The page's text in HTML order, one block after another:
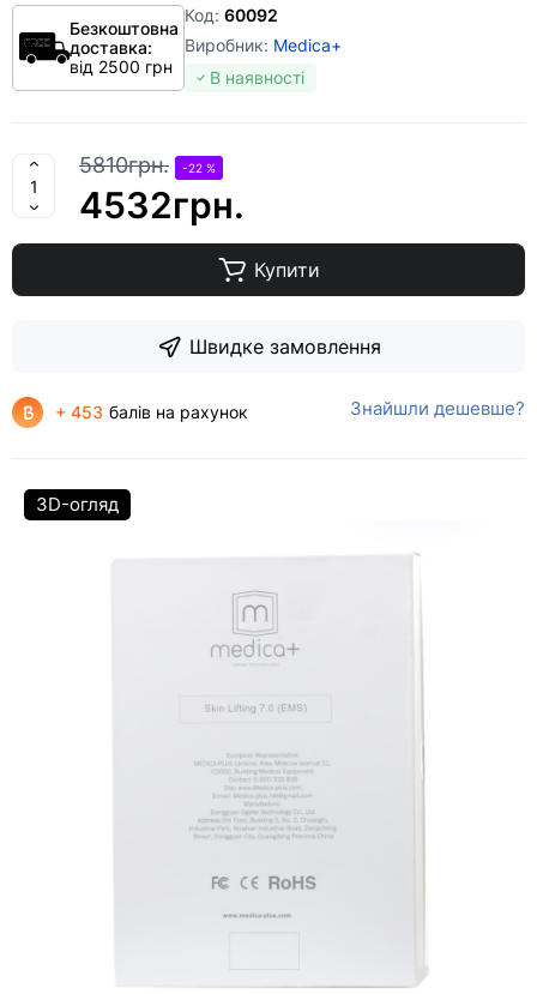
Безкоштовна
доставка:
від 2500 грн
Код: 60092
Виробник: Medica+
В наявності
5810грн. -22 %
4532грн.
Купити
Швидке замовлення
+ 453 балів на рахунок Знайшли дешевше?
3D-огляд